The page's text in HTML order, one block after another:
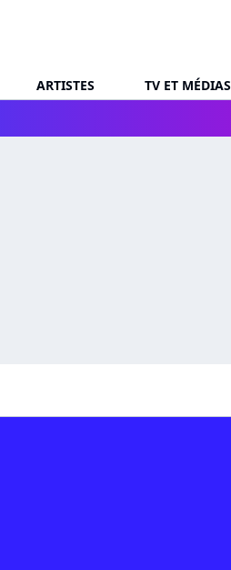
ARTISTES TV ET MÉDIAS